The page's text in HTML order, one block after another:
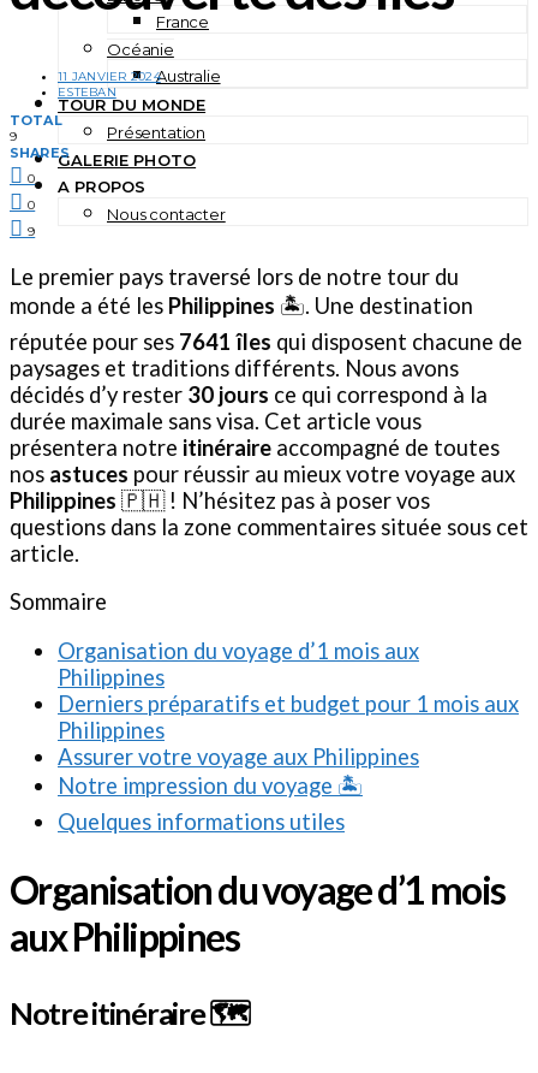
France
Océanie
Australie
TOUR DU MONDE
Présentation
GALERIE PHOTO
A PROPOS
Nous contacter
11 JANVIER 2024
ESTEBAN
TOTAL
9
SHARES
0
0
9
Le premier pays traversé lors de notre tour du
monde a été les Philippines 🏝️. Une destination
réputée pour ses 7641 îles qui disposent chacune de
paysages et traditions différents. Nous avons
décidés d’y rester 30 jours ce qui correspond à la
durée maximale sans visa. Cet article vous
présentera notre itinéraire accompagné de toutes
nos astuces pour réussir au mieux votre voyage aux
Philippines 🇵🇭 ! N’hésitez pas à poser vos
questions dans la zone commentaires située sous cet
article.
Sommaire
Organisation du voyage d’1 mois aux
Philippines
Derniers préparatifs et budget pour 1 mois aux
Philippines
Assurer votre voyage aux Philippines
Notre impression du voyage 🏝️
Quelques informations utiles
Organisation du voyage d’1 mois
aux Philippines
Notre itinéraire 🗺️